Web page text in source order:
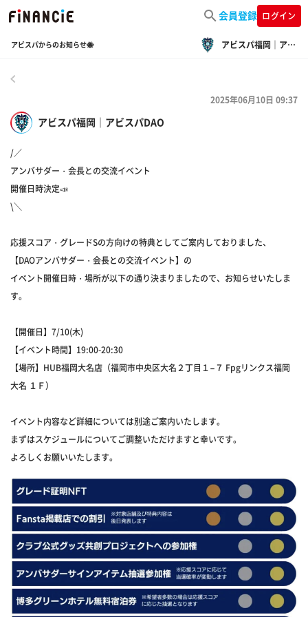
会員登録 ログイン
アビスパからのお知らせ🐝 アビスパ福岡｜アビスパDAO
アビスパ福岡｜アビスパDAO
2025年06月10日 09:37
/／
アンバサダー・会長との交流イベント
開催日時決定📣
\＼
応援スコア・グレードSの方向けの特典としてご案内しておりました、
【DAOアンバサダー・会長との交流イベント】の
イベント開催日時・場所が以下の通り決まりましたので、お知らせいたしま
す。
【開催日】7/10(木)
【イベント時間】19:00-20:30
【場所】HUB福岡大名店（福岡市中央区大名２丁目１−７ Fpgリンクス福岡
大名 １Ｆ）
イベント内容など詳細については別途ご案内いたします。
まずはスケジュールについてご調整いただけますと幸いです。
よろしくお願いいたします。